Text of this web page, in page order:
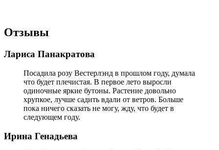
Отзывы
Лариса Панакратова
Посадила розу Вестерлэнд в прошлом году, думала
что будет плечистая. В первое лето выросли
одиночные яркие бутоны. Растение довольно
хрупкое, лучше садить вдали от ветров. Больше
пока ничего сказать не могу, жду, что будет в
следующем году.
Ирина Генадьева